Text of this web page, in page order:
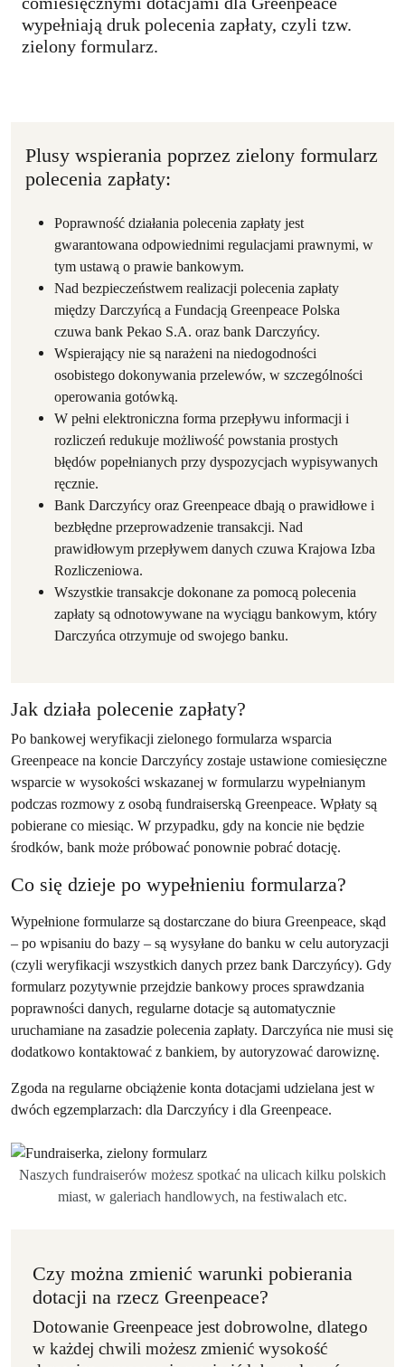
wypełniają druk polecenia zapłaty, czyli tzw.
zielony formularz.
Plusy wspierania poprzez zielony formularz
polecenia zapłaty:
Poprawność działania polecenia zapłaty jest
gwarantowana odpowiednimi regulacjami prawnymi, w
tym ustawą o prawie bankowym.
Nad bezpieczeństwem realizacji polecenia zapłaty
między Darczyńcą a Fundacją Greenpeace Polska
czuwa bank Pekao S.A. oraz bank Darczyńcy.
Wspierający nie są narażeni na niedogodności
osobistego dokonywania przelewów, w szczególności
operowania gotówką.
W pełni elektroniczna forma przepływu informacji i
rozliczeń redukuje możliwość powstania prostych
błędów popełnianych przy dyspozycjach wypisywanych
ręcznie.
Bank Darczyńcy oraz Greenpeace dbają o prawidłowe i
bezbłędne przeprowadzenie transakcji. Nad
prawidłowym przepływem danych czuwa Krajowa Izba
Rozliczeniowa.
Wszystkie transakcje dokonane za pomocą polecenia
zapłaty są odnotowywane na wyciągu bankowym, który
Darczyńca otrzymuje od swojego banku.
Jak działa polecenie zapłaty?
Po bankowej weryfikacji zielonego formularza wsparcia
Greenpeace na koncie Darczyńcy zostaje ustawione comiesięczne
wsparcie w wysokości wskazanej w formularzu wypełnianym
podczas rozmowy z osobą fundraiserską Greenpeace. Wpłaty są
pobierane co miesiąc. W przypadku, gdy na koncie nie będzie
środków, bank może próbować ponownie pobrać dotację.
Co się dzieje po wypełnieniu formularza?
Wypełnione formularze są dostarczane do biura Greenpeace, skąd
– po wpisaniu do bazy – są wysyłane do banku w celu autoryzacji
(czyli weryfikacji wszystkich danych przez bank Darczyńcy). Gdy
formularz pozytywnie przejdzie bankowy proces sprawdzania
poprawności danych, regularne dotacje są automatycznie
uruchamiane na zasadzie polecenia zapłaty. Darczyńca nie musi się
dodatkowo kontaktować z bankiem, by autoryzować darowiznę.
Zgoda na regularne obciążenie konta dotacjami udzielana jest w
dwóch egzemplarzach: dla Darczyńcy i dla Greenpeace.
Naszych fundraiserów możesz spotkać na ulicach kilku polskich
miast, w galeriach handlowych, na festiwalach etc.
Czy można zmienić warunki pobierania
dotacji na rzecz Greenpeace?
Dotowanie Greenpeace jest dobrowolne, dlatego
w każdej chwili możesz zmienić wysokość